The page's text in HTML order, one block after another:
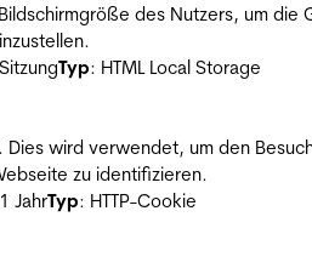
des Nutzers, um die
Typ: HTML Local Storage
Dies wird verwendet, um den
zu identifizieren.
JahrTyp: HTTP-Cookie